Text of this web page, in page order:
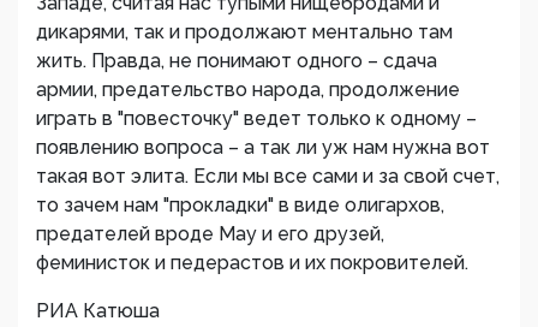
дикарями, так и продолжают ментально там
жить. Правда, не понимают одного – сдача
армии, предательство народа, продолжение
играть в "повесточку" ведет только к одному –
появлению вопроса – а так ли уж нам нужна вот
такая вот элита. Если мы все сами и за свой счет,
то зачем нам "прокладки" в виде олигархов,
предателей вроде Мау и его друзей,
феминисток и педерастов и их покровителей.
РИА Катюша